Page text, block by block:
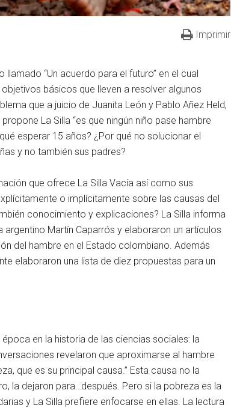
Imprimir
“Un acuerdo para el futuro” en el cual
básicos que lleven a resolver algunos
que a juicio de Juanita León y Pablo Añez Held,
La Silla “es que ningún niño pase hambre
esperar 15 años? ¿Por qué no solucionar el
y no también sus padres?
que ofrece La Silla Vacía así como sus
o implícitamente sobre las causas del
conocimiento y explicaciones? La Silla informa
Martín Caparrós y elaboraron un artículos
del hambre en el Estado colombiano. Además
elaboraron una lista de diez propuestas para un
en la historia de las ciencias sociales: la
revelaron que aproximarse al hambre
que es su principal causa.” Esta causa no la
la dejaron para…después. Pero si la pobreza es la
y La Silla prefiere enfocarse en ellas. La lectura